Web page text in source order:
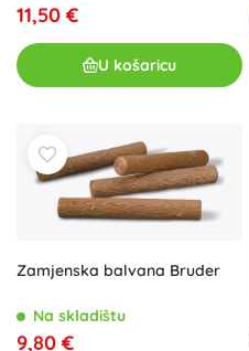
11,50 €
U košaricu
Zamjenska balvana Bruder
Na skladištu
9,80 €